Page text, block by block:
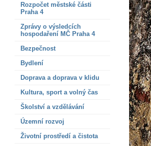
Rozpočet městské části
Praha 4
Zprávy o výsledcích
hospodaření MČ Praha 4
Bezpečnost
Bydlení
Doprava a doprava v klidu
Kultura, sport a volný čas
Školství a vzdělávání
Územní rozvoj
Životní prostředí a čistota